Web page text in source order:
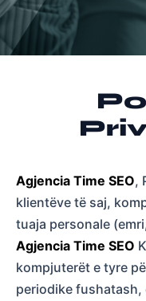
Agjencia Time SEO,
klientëve të saj,
tuaja personale
Agjencia Time SEO
kompjuterët e tyre
periodike